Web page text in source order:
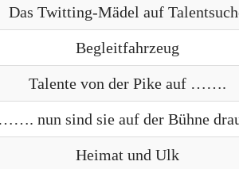
Das Twitting-Mädel auf
Begleitfahrzeug
Talente von der Pike auf …….
……. nun sind sie auf der Bühne
Heimat und Ulk